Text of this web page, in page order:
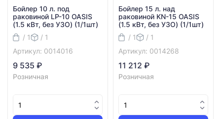
Бойлер 10 л. под
раковиной LP-10 OASIS
(1.5 кВт, без УЗО) (1/1шт)
/ 1
/ 1
Артикул: 0014016
9 535 ₽
Розничная
Бойлер 15 л. над
раковиной KN-15 OASIS
(1.5 кВт, без УЗО) (1/1шт)
/ 1
/ 1
Артикул: 0014268
11 212 ₽
Розничная